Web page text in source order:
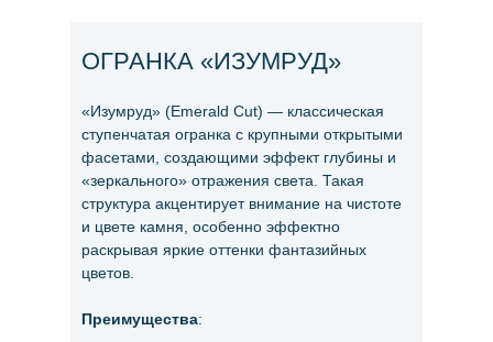
«Изумруд» (Emerald Cut) — классическая
ступенчатая огранка с крупными открытыми
фасетами, создающими эффект глубины и
«зеркального» отражения света. Такая
структура акцентирует внимание на чистоте
и цвете камня, особенно эффектно
раскрывая яркие оттенки фантазийных
цветов.
Преимущества:
ОГРАНКА «ИЗУМРУД»